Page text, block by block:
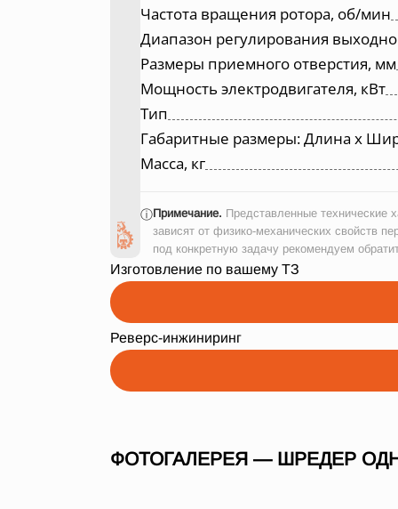
Частота вращения ротора, об/мин
Диапазон регулирования
Размеры приемного отверстия, мм
Мощность электродвигателя, кВт
Тип
Габаритные размеры: Длина х
Масса, кг
ⓘПримечание. Представленные технические
зависят от физико-механических свойств
под конкретную задачу рекомендуем
Изготовление по вашему ТЗ
Реверс-инжиниринг
ФОТОГАЛЕРЕЯ — ШРЕДЕР